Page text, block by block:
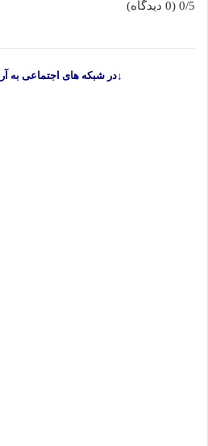
0/5 (0 دیدگاه)
↓در شبکه های اجتماعی به